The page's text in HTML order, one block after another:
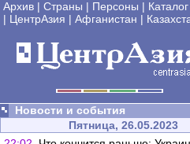
Архив | Страны | Персоны | Каталог
| ЦентрАзия | Афганистан |
Новости и события
Пятница, 26.05.2023